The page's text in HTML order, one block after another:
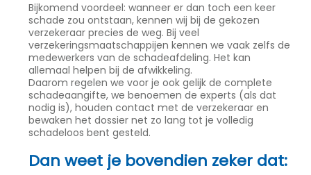
Bijkomend voordeel: wanneer er dan toch een keer
schade zou ontstaan, kennen wij bij de gekozen
verzekeraar precies de weg. Bij veel
verzekeringsmaatschappijen kennen we vaak zelfs de
medewerkers van de schadeafdeling. Het kan
allemaal helpen bij de afwikkeling.
Daarom regelen we voor je ook gelijk de complete
schadeaangifte, we benoemen de experts (als dat
nodig is), houden contact met de verzekeraar en
bewaken het dossier net zo lang tot je volledig
schadeloos bent gesteld.
Dan weet je bovendien zeker dat: